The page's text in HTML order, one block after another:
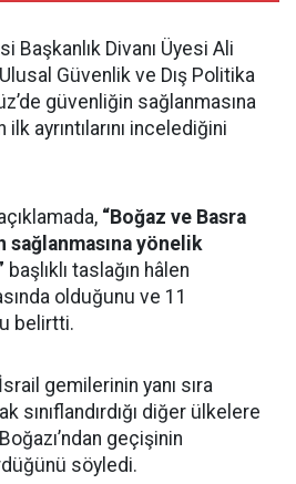
Başkanlık Divanı Üyesi Ali
Güvenlik ve Dış Politika
güvenliğin sağlanmasına
ayrıntılarını incelediğini
“Boğaz ve Basra
sağlanmasına yönelik
başlıklı taslağın hâlen
olduğunu ve 11
belirtti.
gemilerinin yanı sıra
sınıflandırdığı diğer ülkelere
geçişinin
söyledi.